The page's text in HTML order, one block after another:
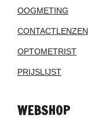
OOGMETING
CONTACTLENZEN
OPTOMETRIST
PRIJSLIJST
WEBSHOP